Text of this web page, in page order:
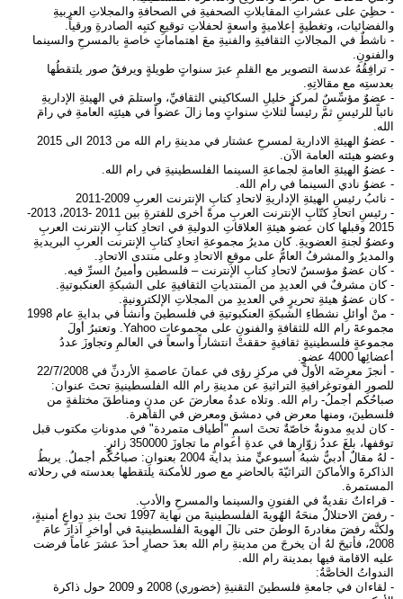
- حظِيَ على عشراتِ المقابلاتِ الصحفيةِ في الصحافةِ والمجلاتِ العربيةِ
والفضائيات، وتغطيةٍ إعلاميةٍ واسعةٍ لحفلاتِ توقيعِ كتبِه الصادرةِ ورقياً.
- ناشطٌ في المجالاتِ الثقافيةِ والفنيةِ معَ اهتماماتٍ خاصةٍ بالمسرحِ والسينما
والفنونِ.
- ترافِقُهُ عدسة التصوير مع القلمِ عبرَ سنواتٍ طويلةٍ ويرفقُ صور يلتقطُها
بعدستِه مع مقالاتِهِ.
- عضوٌ مؤسِّسٌ لمركزِ خليلِ السكاكيني الثقافيِّ، واستلمَ في الهيئةِ الإداريةِ
نائباً للرئيسِ ثمَّ رئيساً لثلاثِ سنواتٍ وما زالَ عضواً في هيئتِه العامةِ في رامَ
الله.
- عضوُ الهيئةِ الادارية لمسرحِ عشتار في مدينةِ رام الله من 2013 الى 2015
وعضو هيئته العامة الآن.
- عضوُ الهيئةِ العامةِ لجماعةِ السينما الفلسطينيةِ في رام الله.
- عضوُ نادي السينما في رام الله.
- نائبُ رئيسِ الهيئةِ الإداريةِ لاتحادِ كتابِ الإنترنت العربِ 2009-2011
- رئيسِ اتحادِ كتّابِ الإنترنت العربِ مرةً أخرى للفترةِ بين 2011 -2013، 2013-
2015 وقبلها كان عضو هيئةِ العلاقاتِ الدوليةِ في اتحادِ كتابِ الإنترنت العربِ
وعضوُ لجنةِ العضويةِ. كان مديرُ مجموعةِ اتحادِ كتابِ الإنترنت العربِ البريديةِ
والمديرُ والمشرفُ العامُّ على موقعِ الاتحادِ وعلى منتدى الاتحادِ.
- كان عضوٌ مؤسسٌ لاتحادِ كتابِ الإنترنت – فلسطين وأمينُ السرِّ فيه.
- كان مشرفٌ في العديدِ من المنتدياتِ الثقافيةِ على الشبكةِ العنكبوتيةِ.
- كان عضوُ هيئةِ تحريرٍ في العديدِ من المجلاتِ الإلكترونيةِ.
- منْ أوائلِ نشطاءِ الشبكةِ العنكبوتيةِ في فلسطينَ وأنشأَ في بدايةِ عام 1998
مجموعةَ رام الله للثقافةِ والفنونِ على مجموعات Yahoo. وتعتبرُ أولَ
مجموعةٍ فلسطينيةٍ ثقافيةٍ حققتْ انتشاراً واسعاً في العالمِ وتجاوزَ عددُ
أعضائِها 4000 عضوٍ.
- أنجزَ معرِضَه الأولَ في مركزِ رؤى في عمانَ عاصمةِ الأردنِّ في 22/7/2008
للصورِ الفوتوغرافيةِ التراثيةِ عن مدينةِ رام الله الفلسطينيةِ تحتَ عنوان:
صباحُكم أجملُ- رام الله. وتلاه عدةُ معارضَ عن مدنٍ ومناطقَ مختلفةٍ من
فلسطينَ، ومنها معرض في دمشق ومعرض في القاهرة.
- كان لديهِ مدونةٌ خاصّةٌ تحتَ اسمِ "أطياف متمردة" في مدوناتِ مكتوب قبل
توقفها، بلغَ عددُ زوّارِها في عدةِ أعوامٍ ما تجاوزَ 350000 زائرٍ.
- لهُ مقالٌ أدبيٌّ شبهُ أسبوعيٍّ منذ بداية 2004 بعنوانِ: صباحُكُم أجملُ. يربطُ
الذاكرةَ والأماكنَ التراثيّةَ بالحاضرِ مع صور للأمكنة يلتقطها بعدسته في رحلاته
المستمرة.
- قراءاتٌ نقديةٌ في الفنونِ والسينما والمسرحِ والأدبِ.
- رفضَ الاحتلالُ منحَهُ الهُويةَ الفلسطينيةَ من نهاية 1997 تحتَ بندِ دواعٍ أمنيةٍ،
ولكنَّه رفضَ مغادرةَ الوطنَ حتى نالَ الهويةَ الفلسطينيةَ في أواخرِ آذارَ عامَ
2008، فأتيحَ لهُ أن يخرجَ من مدينةِ رام الله بعدَ حصارِ أحدَ عشرَ عاماً فرضت
عليه الاقامة فيها بمدينة رام الله.
الندواتُ الخاصَّةُ:
- لقاءان في جامعةِ فلسطينَ التقنيةِ (خضوري) 2008 و 2009 حول ذاكرة